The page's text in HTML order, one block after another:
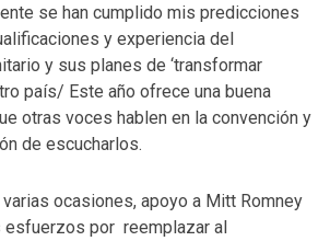
se han cumplido mis predicciones
y experiencia del
y sus planes de ‘transformar
país/ Este año ofrece una buena
otras voces hablen en la convención y
de escucharlos.
varias ocasiones, apoyo a Mitt Romney
esfuerzos por reemplazar al